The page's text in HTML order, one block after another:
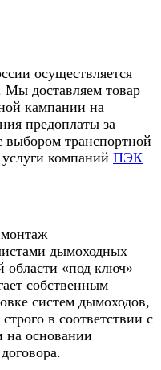
осуществляется
Мы доставляем товар
кампании на
предоплаты за
выбором транспортной
компаний ПЭК
дымоходных
области «под ключ»
собственным
систем дымоходов,
в соответствии с
основании